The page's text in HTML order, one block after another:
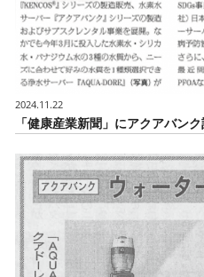
2024.11.22
「健康産業新聞」にアクアバン